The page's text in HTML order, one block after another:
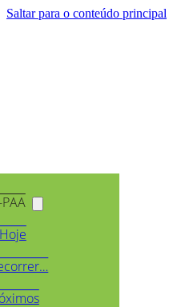
Saltar para o conteúdo principal